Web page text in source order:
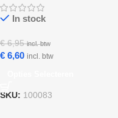
In stock
€6,95 incl. btw
€ 6,60 incl. btw
SKU: 100083